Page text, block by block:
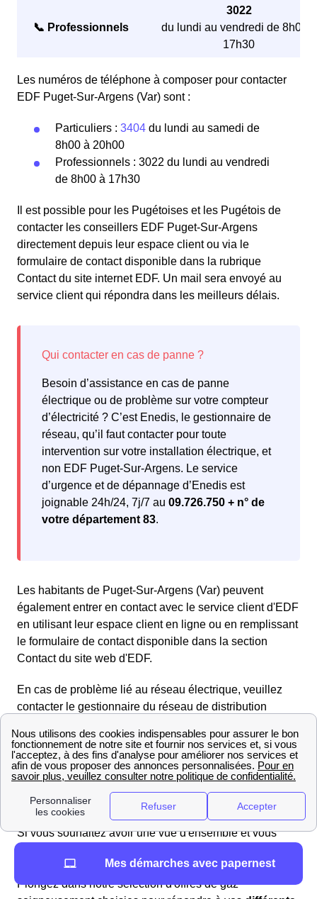
📞 Professionnels
3022
du lundi au vendredi de 8h00 à
17h30
Les numéros de téléphone à composer pour contacter
EDF Puget-Sur-Argens (Var) sont :
Particuliers : 3404 du lundi au samedi de
8h00 à 20h00
Professionnels : 3022 du lundi au vendredi
de 8h00 à 17h30
Il est possible pour les Pugétoises et les Pugétois de
contacter les conseillers EDF Puget-Sur-Argens
directement depuis leur espace client ou via le
formulaire de contact disponible dans la rubrique
Contact du site internet EDF. Un mail sera envoyé au
service client qui répondra dans les meilleurs délais.
Besoin d’assistance en cas de panne
électrique ou de problème sur votre compteur
d’électricité ? C’est Enedis, le gestionnaire de
réseau, qu’il faut contacter pour toute
intervention sur votre installation électrique, et
non EDF Puget-Sur-Argens. Le service
d’urgence et de dépannage d’Enedis est
joignable 24h/24, 7j/7 au 09.726.750 + n° de
votre département 83.
Les habitants de Puget-Sur-Argens (Var) peuvent
également entrer en contact avec le service client d'EDF
en utilisant leur espace client en ligne ou en remplissant
le formulaire de contact disponible dans la section
Contact du site web d'EDF.
En cas de problème lié au réseau électrique, veuillez
contacter le gestionnaire du réseau de distribution
d'urgence pour le dépannage :09.726.750 + n° de votre
département 83. Enedis se chargera rapidement de
toute interruption de courant ou panne d'électricité.
Trouvez les meilleurs fournisseurs de gaz en 2025 à
Puget-Sur-Argens
Si vous souhaitez avoir une vue d'ensemble et vous
indispensable de les comparer les unes aux autres.
Plongez dans notre sélection d'offres de gaz
Mes démarches avec papernest